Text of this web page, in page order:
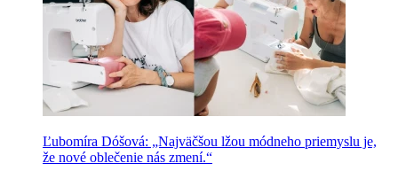
Ľubomíra Dóšová: „Najväčšou lžou módneho priemyslu je,
že nové oblečenie nás zmení.“